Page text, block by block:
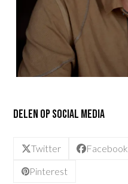
Delen op social media
Twitter Facebook
Pinterest